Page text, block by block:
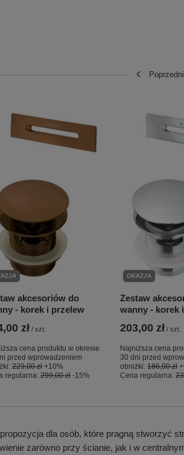
akcesoriów do
- korek i przelew
zł / szt.
cena produktu w okresie
przed wprowadzeniem
229,00 zł +10%
regularna: 299,00 zł -15%
OKAZJA
Zestaw
wanny - korek
203,00 zł / szt.
Najniższa cena
30 dni przed
obniżki: 186,00 zł
Cena regularna:
dla osób, które pragną stworzyć
zarówno przy ścianie, jak i w